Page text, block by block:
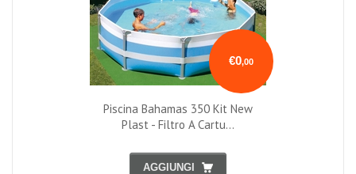
€0,00
Piscina Bahamas 350 Kit New
Plast - Filtro A Cartu...
AGGIUNGI